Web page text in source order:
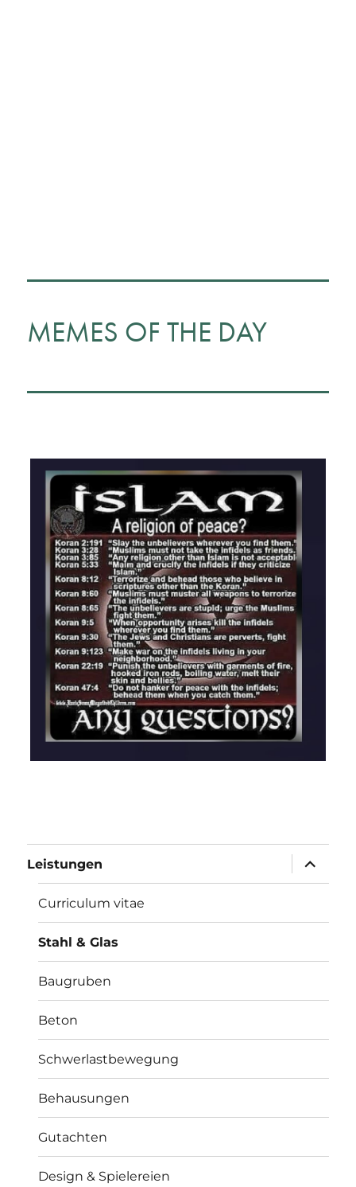
MEMES OF THE DAY
Leistungen
öffnen
Curriculum vitae
Stahl & Glas
Baugruben
Beton
Schwerlastbewegung
Behausungen
Gutachten
Design & Spielereien